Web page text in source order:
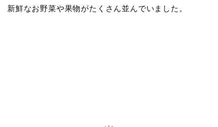
新鮮なお野菜や果物がたくさん並んでいました。